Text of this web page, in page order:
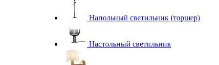
Напольный светильник (торшер)
Настольный светильник